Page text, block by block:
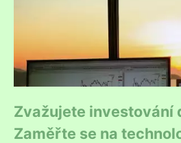
Zvažujete investování
Zaměřte se na